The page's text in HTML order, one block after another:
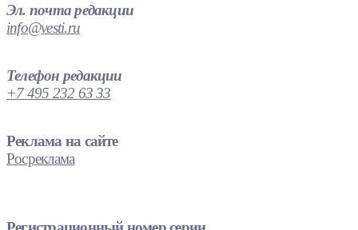
Эл. почта редакции
info@vesti.ru
Телефон редакции
+7 495 232 63 33
Реклама на сайте
Росреклама